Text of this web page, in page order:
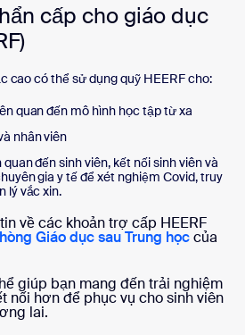
cấp cho giáo dục
cao có thể sử dụng quỹ HEERF cho:
quan đến mô hình học tập từ xa
nhân viên
đến sinh viên, kết nối sinh viên và
gia y tế để xét nghiệm Covid, truy
lý vắc xin.
về các khoản trợ cấp HEERF
Giáo dục sau Trung họccủa
giúp bạn mang đến trải nghiệm
nối hơn để phục vụ cho sinh viên
lai.